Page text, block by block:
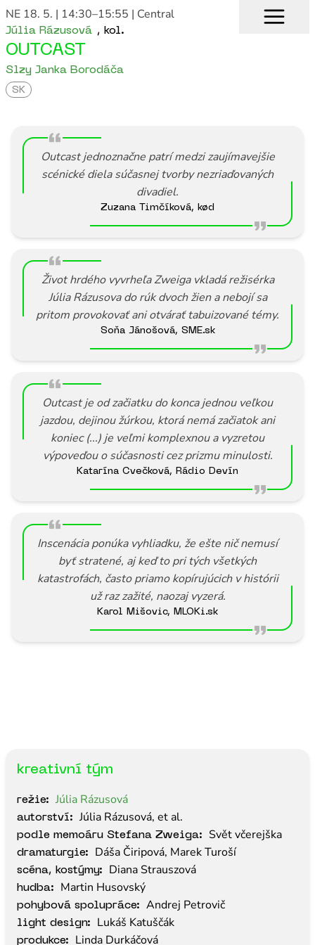
NE 18. 5. | 14:30–15:55 | Central
Júlia Rázusová , kol.
OUTCAST
Slzy Janka Borodáča
SK
Outcast jednoznačne patrí medzi zaujímavejšie
scénické diela súčasnej tvorby nezriaďovaných
divadiel.
Zuzana Timčíková, kød
Život hrdého vyvrheľa Zweiga vkladá režisérka
Júlia Rázusova do rúk dvoch žien a nebojí sa
pritom provokovať ani otvárať tabuizované témy.
Soňa Jánošová, SME.sk
Outcast je od začiatku do konca jednou veľkou
jazdou, dejinou žúrkou, ktorá nemá začiatok ani
koniec (...) je veľmi komplexnou a vyzretou
výpoveďou o súčasnosti cez prizmu minulosti.
Katarína Cvečková, Rádio Devín
Inscenácia ponúka vyhliadku, že ešte nič nemusí
byť stratené, aj keď to pri tých všetkých
katastrofách, často priamo kopírujúcich v histórii
už raz zažité, naozaj vyzerá.
Karol Mišovic, MLOKi.sk
kreativní tým
režie: Júlia Rázusová
autorství: Júlia Rázusová, et al.
podle memoáru Stefana Zweiga: Svět včerejška
dramaturgie: Dáša Čiripová, Marek Turoší
scéna, kostýmy: Diana Strauszová
hudba: Martin Husovský
pohybová spolupráce: Andrej Petrovič
light design: Lukáš Katuščák
produkce: Linda Durkáčová